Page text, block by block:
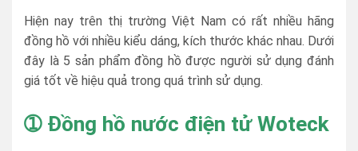
Hiện nay trên thị trường Việt Nam có rất nhiều hãng
đồng hồ với nhiều kiểu dáng, kích thước khác nhau. Dưới
đây là 5 sản phẩm đồng hồ được người sử dụng đánh
giá tốt về hiệu quả trong quá trình sử dụng.
➀ Đồng hồ nước điện tử Woteck